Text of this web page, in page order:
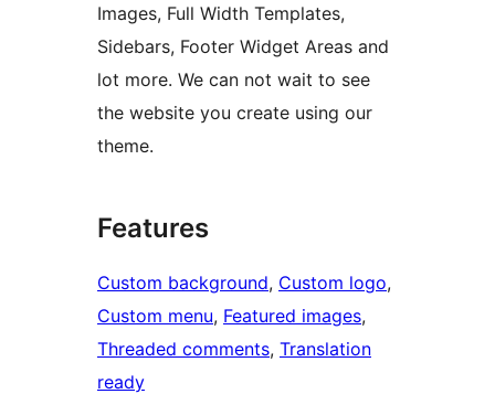
Images, Full Width Templates,
Sidebars, Footer Widget Areas and
lot more. We can not wait to see
the website you create using our
theme.
Features
Custom background, Custom logo
Custom menu, Featured images
Threaded comments, Translation
ready